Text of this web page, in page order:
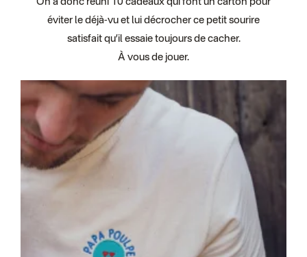
éviter le déjà-vu et lui décrocher ce petit sourire
satisfait qu’il essaie toujours de cacher.
À vous de jouer.